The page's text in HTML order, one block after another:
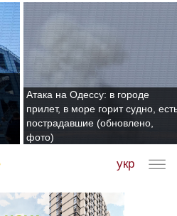
Атака на Одессу: в городе
прилет, в море горит судно,
пострадавшие (обновлено,
фото)
укр